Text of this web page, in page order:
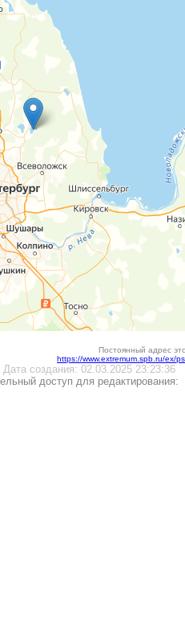
Постоянный адрес
https://www.extremum.spb.ru/ex/
Дата создания: 02.03.2025 23:23:36
доступ для редактирования: